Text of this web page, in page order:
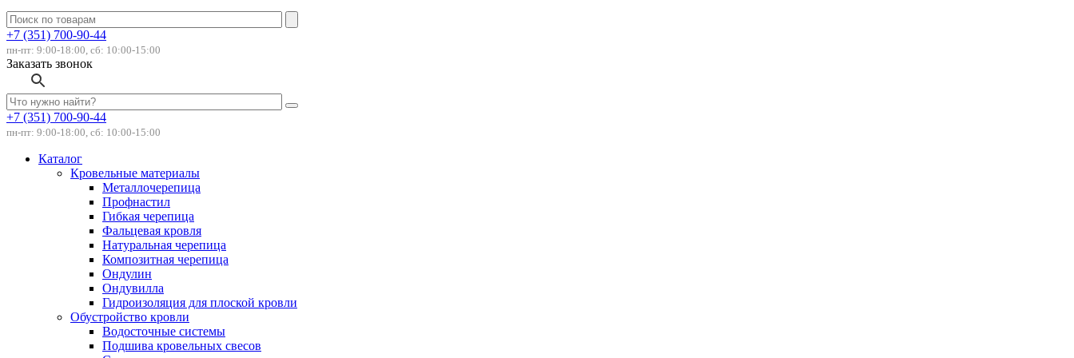
+7 (351) 700-90-44
пн-пт: 9:00-18:00, сб: 10:00-15:00
Заказать звонок
+7 (351) 700-90-44
пн-пт: 9:00-18:00, сб: 10:00-15:00
Каталог
Кровельные материалы
Металлочерепица
Профнастил
Гибкая черепица
Фальцевая кровля
Натуральная черепица
Композитная черепица
Ондулин
Ондувилла
Гидроизоляция для плоской кровли
Обустройство кровли
Водосточные системы
Подшива кровельных свесов